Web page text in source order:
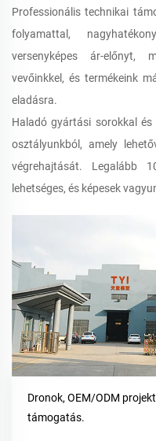
Professionális technikai
folyamattal,
versenyképes ár-előnyt,
vevőinkkel, és termékeink
eladásra.
Haladó gyártási sorokkal
osztályunkból, amely
végrehajtását. Legalább
lehetséges, és képesek
Dronok, OEM/ODM
támogatás.